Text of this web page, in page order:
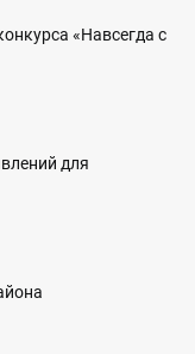
«Навсегда с
для